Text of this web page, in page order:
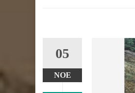
05
ΝΟΈ